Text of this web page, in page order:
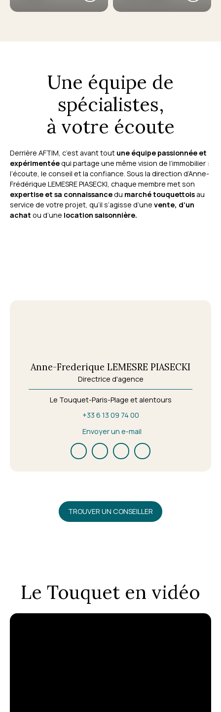
Une équipe de
spécialistes,
à votre écoute
Derrière AFTIM, c’est avant tout une équipe passionnée et
expérimentéequi partage une même vision de l’immobilier :
l’écoute, le conseil et la confiance. Sous la direction d’Anne-
Frédérique LEMESRE PIASECKI, chaque membre met son
expertise et sa connaissancedu marché touquettois au
service de votre projet, qu’il s’agisse d’une vente, d’un
achat ou d’une location saisonnière.
Anne-Frederique LEMESRE PIASECKI
Directrice d'agence
Le Touquet-Paris-Plage et alentours
+33 6 13 09 74 00
Envoyer un e-mail
TROUVER UN CONSEILLER
Le Touquet en vidéo